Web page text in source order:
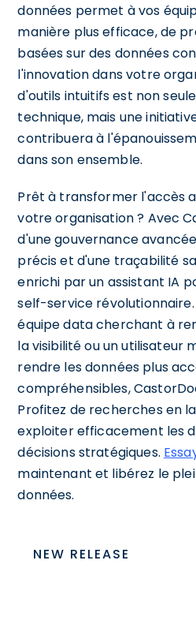
données permet à vos
manière plus efficace, de
basées sur des données
l'innovation dans votre
d'outils intuitifs est non
technique, mais une
contribuera à
dans son ensemble.
Prêt à transformer l'accès
votre organisation ? Avec
d'une gouvernance
précis et d'une traçabilité
enrichi par un assistant IA
self-service révolutionnaire.
équipe data cherchant à
la visibilité ou un utilisateur
rendre les données plus
compréhensibles,
Profitez de recherches en
exploiter efficacement les
décisions stratégiques.
maintenant et libérez le
données.
NEW RELEASE